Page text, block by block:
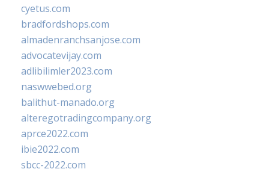
cyetus.com
bradfordshops.com
almadenranchsanjose.com
advocatevijay.com
adlibilimler2023.com
naswwebed.org
balithut-manado.org
alteregotradingcompany.org
aprce2022.com
ibie2022.com
sbcc-2022.com